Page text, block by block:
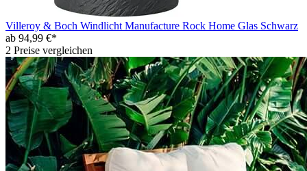
Villeroy & Boch Windlicht Manufacture Rock Home Glas Schwarz
ab 94,99 €*
2 Preise vergleichen